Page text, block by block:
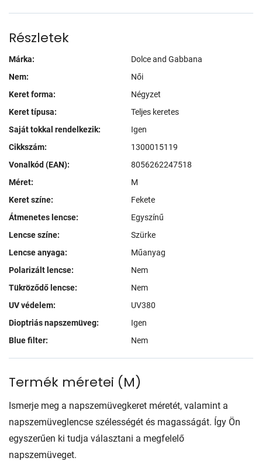
Részletek
Márka:
Dolce and Gabbana
Nem:
Női
Keret forma:
Négyzet
Keret típusa:
Teljes keretes
Saját tokkal rendelkezik:
Igen
Cikkszám:
1300015119
Vonalkód (EAN):
8056262247518
Méret:
M
Keret színe:
Fekete
Átmenetes lencse:
Egyszínű
Lencse színe:
Szürke
Lencse anyaga:
Műanyag
Polarizált lencse:
Nem
Tükröződő lencse:
Nem
UV védelem:
UV380
Dioptriás napszemüveg:
Igen
Blue filter:
Nem
Termék méretei (M)
Ismerje meg a napszemüvegkeret méretét, valamint a
napszemüveglencse szélességét és magasságát. Így Ön
egyszerűen ki tudja választani a megfelelő
napszemüveget.